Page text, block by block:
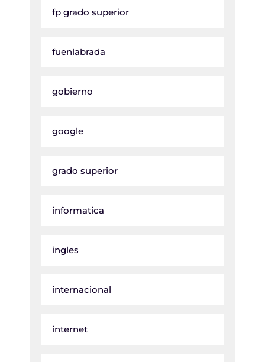
fp grado superior
fuenlabrada
gobierno
google
grado superior
informatica
ingles
internacional
internet